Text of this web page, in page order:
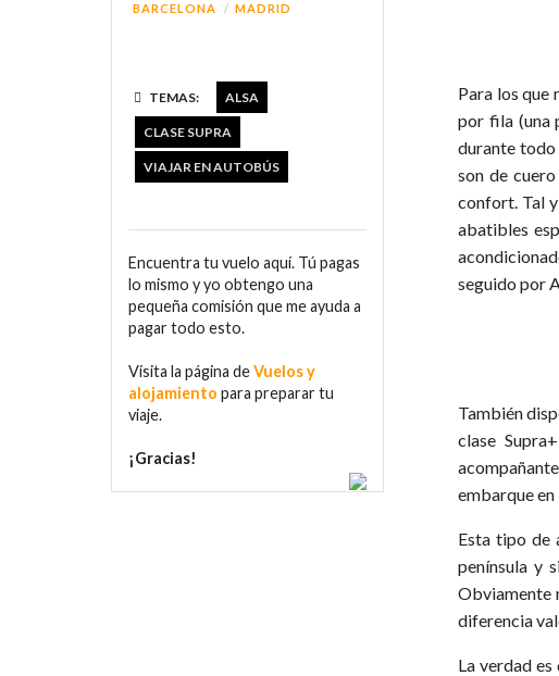
Para los que
por fila (una
durante todo
son de
confort. Tal
abatibles
seguido por
También
clase
embarque en
Esta tipo de
península y
Obviamente
diferencia
La verdad
BARCELONA MADRID
TEMAS: ALSA
CLASE SUPRA
VIAJAR EN AUTOBÚS
Encuentra tu vuelo aquí. Tú pagas
lo mismo y yo obtengo una
pequeña comisión que me ayuda a
pagar todo esto.
Visita la página deVuelos y
alojamiento para preparar tu
viaje.
¡Gracias!